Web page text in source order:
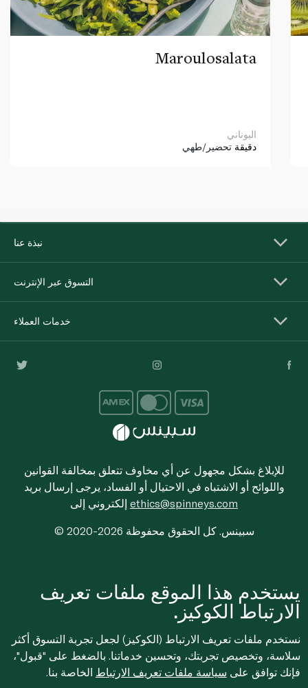
Maroulosalata
اليوناني
دقيقة تحضير/طهي
نبذة عنا
التسوق عبر الإنترنت
خدمات العملاء
للإبلاغ بشكل مجهول عن أي مخاوف تتعلق بمخالفة القوانين
واللوائح أو الاشتباه في الاحتيال أو الفساد، يرجى إرسال بريد
ethics@spinneys.com
© 2020-2026 سبينس. كل الحقوق محفوظة
يستخدم هذا الموقع ملفات تعريف
الارتباط الكوكيز.
نستخدم ملفات تعريف الارتباط (الكوكيز) لجعل تجربة التسوق أكثر
سلاسة، وتخصيص تجربتك، وتحسين خدماتنا. بالضغط على "قبول"،
فإنك توافق على سياسة ملفات تعريف الارتباط الخاصة بنا.